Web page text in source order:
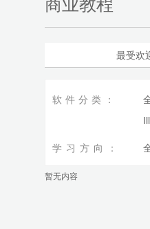
商业教程
最受欢
软件分类：
学习方向：
暂无内容